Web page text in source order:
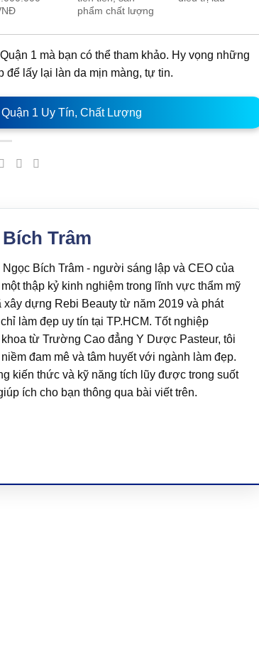
phẩm chất lượng
1 mà bạn có thể tham khảo. Hy vọng những
lấy lại làn da mịn màng, tự tin.
1 Uy Tín, Chất Lượng
Trâm
Bích Trâm - người sáng lập và CEO của
thập kỷ kinh nghiệm trong lĩnh vực thẩm mỹ
xây dựng Rebi Beauty từ năm 2019 và phát
làm đẹp uy tín tại TP.HCM. Tốt nghiệp
từ Trường Cao đẳng Y Dược Pasteur, tôi
đam mê và tâm huyết với ngành làm đẹp.
kiến thức và kỹ năng tích lũy được trong suốt
ích cho bạn thông qua bài viết trên.